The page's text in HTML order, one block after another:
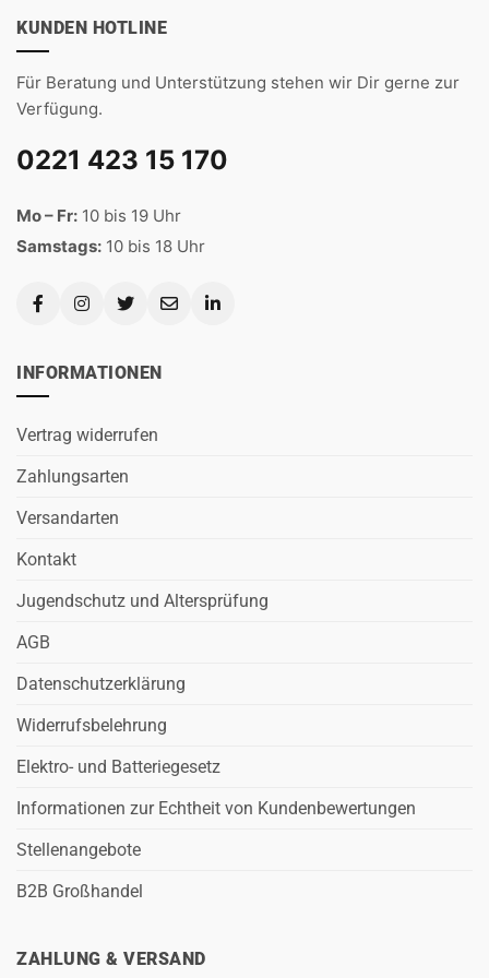
KUNDEN HOTLINE
Für Beratung und Unterstützung stehen wir Dir gerne zur
Verfügung.
0221 423 15 170
Mo – Fr: 10 bis 19 Uhr
Samstags: 10 bis 18 Uhr
INFORMATIONEN
Vertrag widerrufen
Zahlungsarten
Versandarten
Kontakt
Jugendschutz und Altersprüfung
AGB
Datenschutzerklärung
Widerrufsbelehrung
Elektro- und Batteriegesetz
Informationen zur Echtheit von Kundenbewertungen
Stellenangebote
B2B Großhandel
ZAHLUNG & VERSAND